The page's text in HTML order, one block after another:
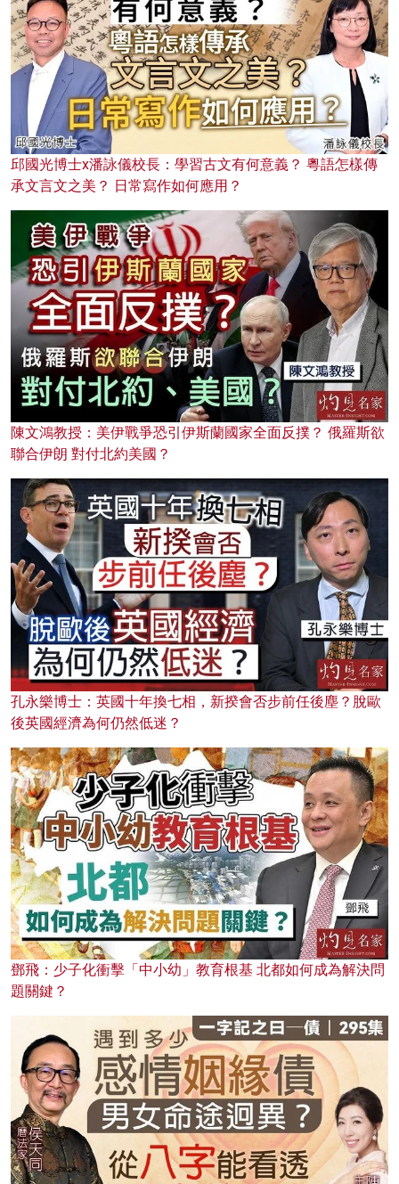
邱國光博士x潘詠儀校長：學習古文有何意義？ 粵語怎樣傳
承文言文之美？ 日常寫作如何應用？
陳文鴻教授：美伊戰爭恐引伊斯蘭國家全面反撲？ 俄羅斯欲
聯合伊朗 對付北約美國？
孔永樂博士：英國十年換七相，新揆會否步前任後塵？脫歐
後英國經濟為何仍然低迷？
鄧飛：少子化衝擊「中小幼」教育根基 北都如何成為解決問
題關鍵？